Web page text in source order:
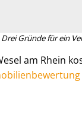
Drei Gründe für ein
am Rhein